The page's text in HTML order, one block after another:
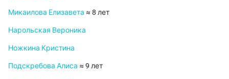
Микаилова Елизавета ≈ 8 лет
Нарольская Вероника
Ножкина Кристина
Подскребова Алиса ≈ 9 лет